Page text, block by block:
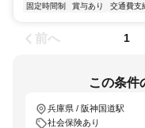
固定時間制 賞与あり 交通費支
前へ 1
この条件
兵庫県 / 阪神国道駅
社会保険あり